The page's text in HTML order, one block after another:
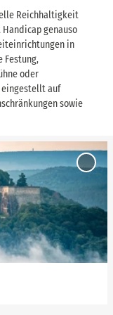
Reichhaltigkeit
genauso
in
Festung,
oder
eingestellt auf
sowie